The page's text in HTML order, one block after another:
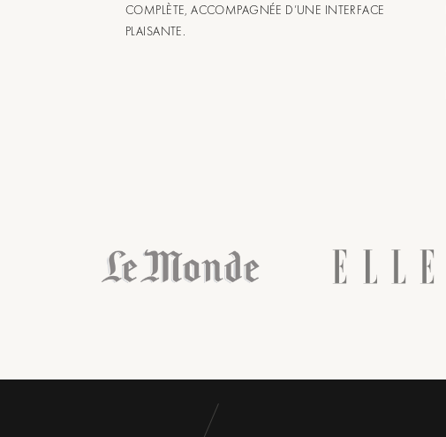
COMPLÈTE, ACCOMPAGNÉE D’UNE INTERFACE
PLAISANTE.